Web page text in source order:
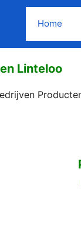
Home
Linteloo